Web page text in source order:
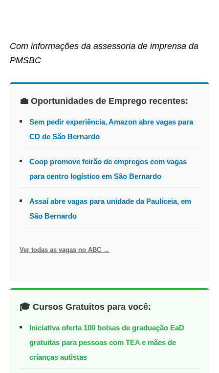
Com informações da assessoria de imprensa da
PMSBC
💼 Oportunidades de Emprego recentes:
Sem pedir experiência, Amazon abre vagas para
CD de São Bernardo
Coop promove feirão de empregos com vagas
para centro logístico em São Bernardo
Assaí abre vagas para unidade da Pauliceia, em
São Bernardo
Ver todas as vagas no ABC →
🎓 Cursos Gratuitos para você:
Iniciativa oferta 100 bolsas de graduação EaD
gratuitas para pessoas com TEA e mães de
crianças autistas